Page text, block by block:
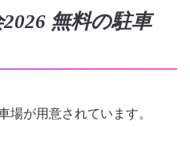
無料の駐車
場が用意されています。